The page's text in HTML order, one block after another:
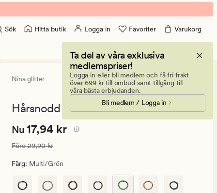
Sök Hitta butik Logga in Favoriter Varukorg
Ta del av våra exklusiva
medlemspriser!
Logga in eller bli medlem och få fri frakt
över 699 kr till ombud samt tillgång till
våra bästa erbjudanden.
Bli medlem / Logga in
Nina glitter
11
med
betyg
4.5
Hårsnodd multi/grön - 6,5x6,5 cm
Nuvarande
17,94
kr.
pris
Nuvarande pris
Nu 17,94 kr
Ordinarie pris
Före29,90 kr
Färg: Multi/grön